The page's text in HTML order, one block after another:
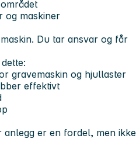
og maskiner
Du tar ansvar og får
gravemaskin og hjullaster
effektivt
er en fordel, men ikke